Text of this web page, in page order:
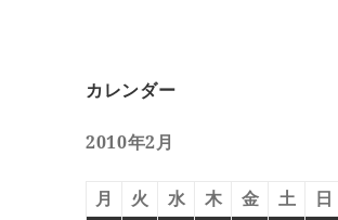
カレンダー
2010年2月
月 火 水 木 金 土
日